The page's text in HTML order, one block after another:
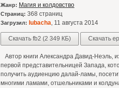
Жанр: Магия и колдовство
Страниц: 368 страниц
Загрузил: lubacha, 11 августа 2014
Скачать fb2 (2 349 КБ) Скачать
Автор книги Александра Давид-Неэль,
первой представительницей Запада,
получить аудиенцию далай-ламы,
многими ламами, отшельниками и